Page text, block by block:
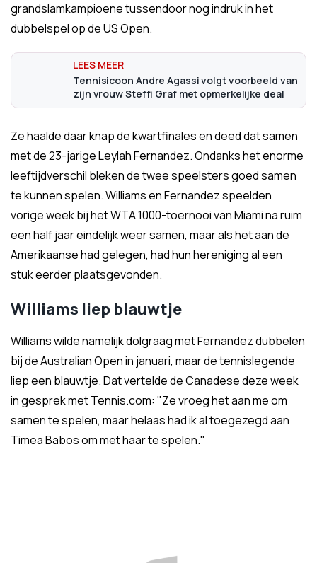
grandslamkampioene tussendoor nog indruk in het
dubbelspel op de US Open.
Tennisicoon Andre Agassi volgt voorbeeld van
zijn vrouw Steffi Graf met opmerkelijke deal
Ze haalde daar knap de kwartfinales en deed dat samen
met de 23-jarige Leylah Fernandez. Ondanks het enorme
leeftijdverschil bleken de twee speelsters goed samen
te kunnen spelen. Williams en Fernandez speelden
vorige week bij het WTA 1000-toernooi van Miami na ruim
een half jaar eindelijk weer samen, maar als het aan de
Amerikaanse had gelegen, had hun hereniging al een
stuk eerder plaatsgevonden.
Williams liep blauwtje
Williams wilde namelijk dolgraag met Fernandez dubbelen
bij de Australian Open in januari, maar de tennislegende
liep een blauwtje. Dat vertelde de Canadese deze week
in gesprek met Tennis.com: "Ze vroeg het aan me om
samen te spelen, maar helaas had ik al toegezegd aan
Timea Babos om met haar te spelen."